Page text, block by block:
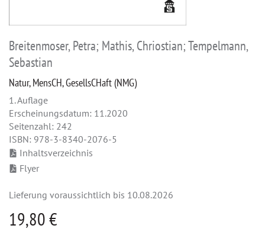
Breitenmoser, Petra; Mathis, Chriostian; Tempelmann,
Sebastian
Natur, MensCH, GesellsCHaft (NMG)
1. Auflage
Erscheinungsdatum: 11.2020
Seitenzahl: 242
ISBN: 978-3-8340-2076-5
Inhaltsverzeichnis
Flyer
Lieferung voraussichtlich bis 10.08.2026
19,80 €